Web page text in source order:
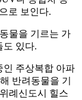
로 보인다.
물을 기르는 가
도 있다.
인 주상복합 아파
반려동물을 기
례신도시 힐스